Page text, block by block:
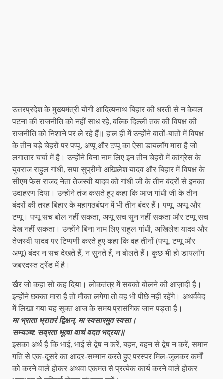
उत्तरप्रदेश के मुख्यमंत्री योगी आदित्यनाथ बिहार की धरती से न केवल
पटना की राजनीति को नहीं साध रहे, बल्कि दिल्ली तक की विपक्ष की
राजनीति को निशाने पर ले रहे हैं॥ हाल ही में उन्होंने बातों-बातों में विपक्ष
के तीन बड़े चेहरों पर पप्पू, अप्पू और टप्पू का ऐसा डायलॉग मारा है जो
लगातार चर्चा में है। उन्होंने बिना नाम लिए इन तीन चेहरों में कांग्रेस के
युवराज राहुल गांधी, सपा सुप्रीमो अखिलेश यादव और बिहार में विपक्ष के
सीएम फेस राजद नेता तेजस्वी यादव को गांधी जी के तीन बंदरों से इनका
उदाहरण दिया। उन्होंने तंज कसते हुए कहा कि आज गांधी जी के तीन
बंदरों की तरह बिहार के महागठबंधन में भी तीन बंदर हैं। पप्पू, अप्पू और
टप्पू। पप्पू सच बोल नहीं सकता, अप्पू सच सुन नहीं सकता और टप्पू सच
देख नहीं सकता। उन्होंने बिना नाम लिए राहुल गांधी, अखिलेश यादव और
तेजस्वी यादव पर टिप्पणी करते हुए कहा कि वह तीनों (पप्पू, टप्पू और
अप्पू) बंदर न सच देखते हैं, न सुनते हैं, न बोलते हैं। कुछ भी हो डायलॉग
जबरदस्त ट्रेंड में है।
खैर जो कहा सो कह दिया। लोकतंत्र में सबको बोलने की आज़ादी है।
इन्होंने छक्का मारा है तो मौका लगेगा तो वह भी पीछे नहीं रहेंगे। अथर्ववेद
में लिखा गया यह सूक्त आज के समय प्रासंगिक जान पड़ता है।
मा भ्राता भ्रातरं द्विक्षन्‌, मा स्वसारमुत स्वसा।
सम्यञ्च: सव्रता भूत्वा वाचं वदत भद्रया॥
इसका अर्थ है कि भाई, भाई से द्वेष न करें, बहन, बहन से द्वेष न करें, समान
गति से एक-दूसरे का आदर-सम्मान करते हुए परस्पर मिल-जुलकर कर्मों
को करने वाले होकर अथवा एकमत से प्रत्येक कार्य करने वाले होकर